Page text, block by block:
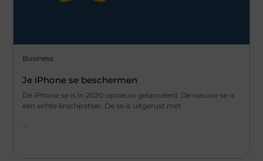
Business
Je iPhone se beschermen
De iPhone se is in 2020 opnieuw gelanceerd. De nieuwe se is
een echte krachpatser. De se is uitgerust met
...